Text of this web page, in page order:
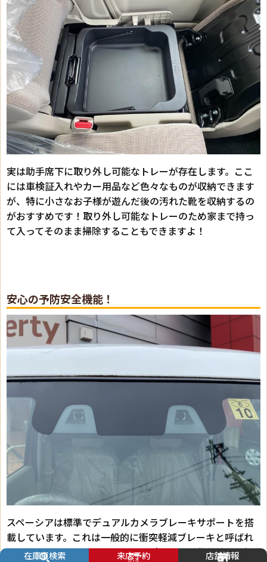
実は助手席下に取り外し可能なトレーが存在します。ここ
には車検証入れやカー用品など色々なものが収納できます
が、特に小さなお子様が遊んだ後の汚れた靴を収納するの
がおすすめです！取り外し可能なトレーのため家まで持っ
て入ってそのまま掃除することもできますよ！
安心の予防安全機能！
スペーシアは標準でデュアルカメラブレーキサポートを搭
載しています。これは一般的に衝突軽減ブレーキと呼ばれ
るものです。しかし、メーカーオプションで非装着も選択
在庫車検索 来店予約 店舗情報